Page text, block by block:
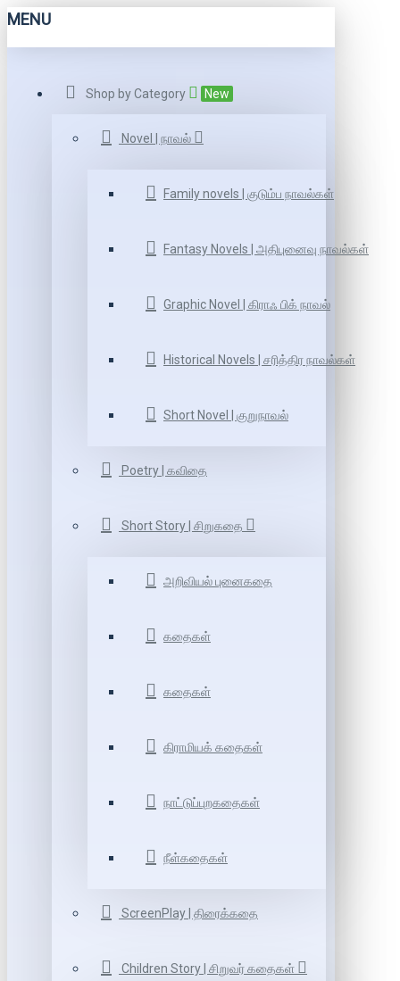
MENU
Shop by Category New
Novel | நாவல்
Family novels | குடும்ப நாவல்கள்
Fantasy Novels | அதிபுனைவு நாவல்கள்
Graphic Novel | கிராஃ பிக் நாவல்
Historical Novels | சரித்திர நாவல்கள்
Short Novel | குறுநாவல்
Poetry | கவிதை
Short Story | சிறுகதை
அறிவியல் புனைகதை
கதைகள்
கதைகள்
கிராமியக் கதைகள்
நாட்டுப்புறகதைகள்
நீள்கதைகள்
ScreenPlay | திரைக்கதை
Children Story | சிறுவர் கதைகள்